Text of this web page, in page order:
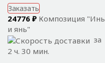
Заказать
24776 ₽ Композиция "Инь
и янь"
за
2 ч. 30 мин.